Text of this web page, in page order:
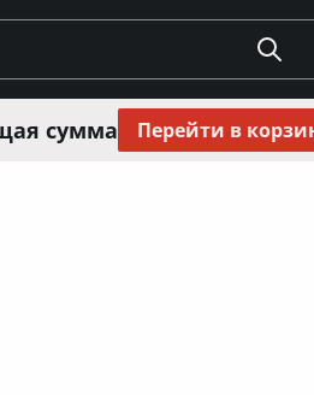
сумма Перейти в